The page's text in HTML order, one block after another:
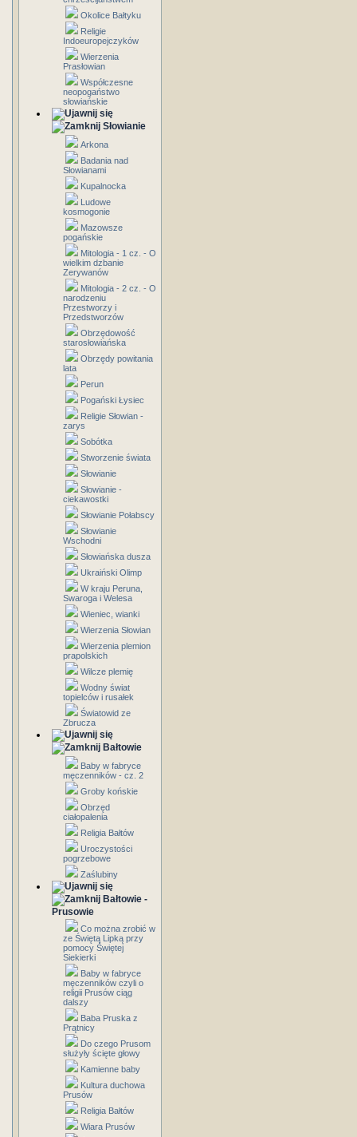
Okolice Bałtyku
Religie
Indoeuropejczyków
Wierzenia
Prasłowian
Współczesne
neopogaństwo
słowiańskie
Słowianie
Arkona
Badania nad
Słowianami
Kupalnocka
Ludowe
kosmogonie
Mazowsze
pogańskie
Mitologia - 1 cz. - O
wielkim dzbanie
Zerywanów
Mitologia - 2 cz. - O
narodzeniu
Przestworzy i
Przedstworzów
Obrzędowość
starosłowiańska
Obrzędy powitania
lata
Perun
Pogański Łysiec
Religie Słowian -
zarys
Sobótka
Stworzenie świata
Słowianie
Słowianie -
ciekawostki
Słowianie Połabscy
Słowianie
Wschodni
Słowiańska dusza
Ukraiński Olimp
W kraju Peruna,
Swaroga i Welesa
Wieniec, wianki
Wierzenia Słowian
Wierzenia plemion
prapolskich
Wilcze plemię
Wodny świat
topielców i rusałek
Światowid ze
Zbrucza
Bałtowie
Baby w fabryce
męczenników - cz. 2
Groby końskie
Obrzęd
ciałopalenia
Religia Bałtów
Uroczystości
pogrzebowe
Zaślubiny
Bałtowie -
Prusowie
Co można zrobić w
ze Świętą Lipką przy
pomocy Świętej
Siekierki
Baby w fabryce
męczenników czyli o
religii Prusów ciąg
dalszy
Baba Pruska z
Prątnicy
Do czego Prusom
służyły ścięte głowy
Kamienne baby
Kultura duchowa
Prusów
Religia Bałtów
Wiara Prusów